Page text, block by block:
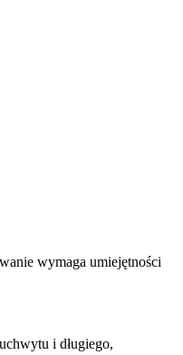
wymaga umiejętności
i długiego,